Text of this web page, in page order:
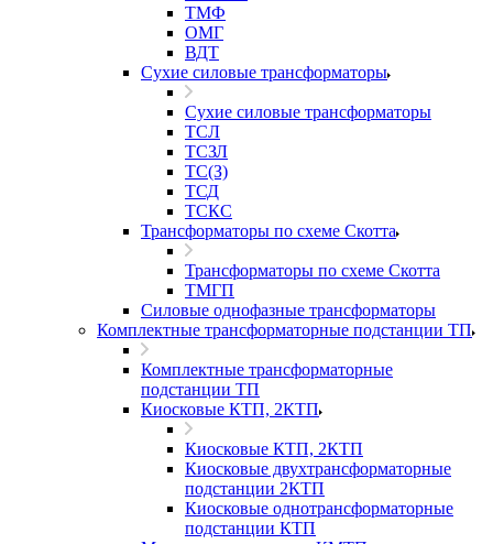
ТМФ
ОМГ
ВДТ
Сухие силовые трансформаторы
Сухие силовые трансформаторы
ТСЛ
ТСЗЛ
ТС(З)
ТСД
ТСКС
Трансформаторы по схеме Скотта
Трансформаторы по схеме Скотта
ТМГП
Силовые однофазные трансформаторы
Комплектные трансформаторные подстанции ТП
Комплектные трансформаторные
подстанции ТП
Киосковые КТП, 2КТП
Киосковые КТП, 2КТП
Киосковые двухтрансформаторные
подстанции 2КТП
Киосковые однотрансформаторные
подстанции КТП